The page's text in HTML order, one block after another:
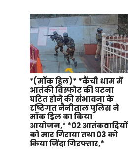
*(मॉक ड्रिल)* *कैंची धाम में
आतंकी विस्फोट की घटना
घटित होने की संभावना के
दृष्टिगत नैनीताल पुलिस ने
मॉक ड्रिल का किया
आयोजन,* *02 आतंकवादियों
को मार गिराया तथा 03 को
किया जिंदा गिरफ्तार,*